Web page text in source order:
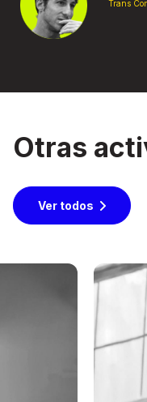
Trans
Otras
Ver todos